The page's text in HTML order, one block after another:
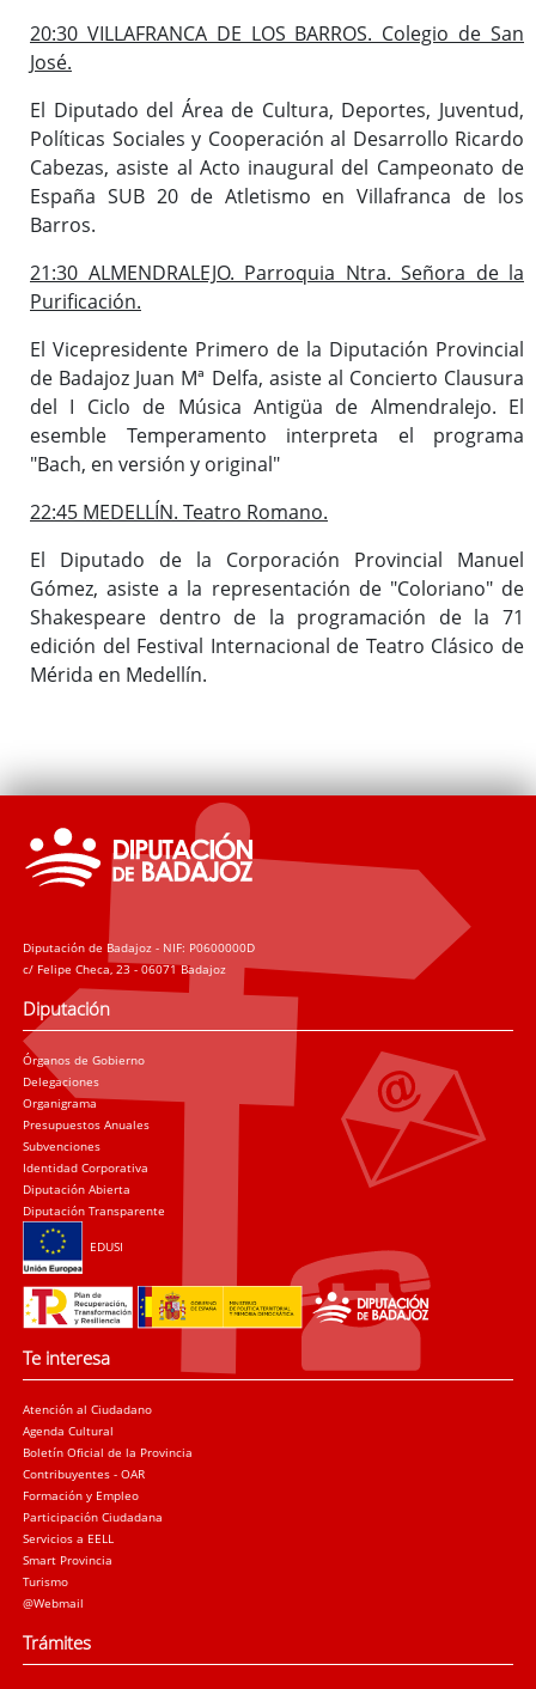
20:30 VILLAFRANCA DE LOS BARROS. Colegio de San
José.
El Diputado del Área de Cultura, Deportes, Juventud,
Políticas Sociales y Cooperación al Desarrollo Ricardo
Cabezas, asiste al Acto inaugural del Campeonato de
España SUB 20 de Atletismo en Villafranca de los
Barros.
21:30 ALMENDRALEJO. Parroquia Ntra. Señora de la
Purificación.
El Vicepresidente Primero de la Diputación Provincial
de Badajoz Juan Mª Delfa, asiste al Concierto Clausura
del I Ciclo de Música Antigüa de Almendralejo. El
esemble Temperamento interpreta el programa
"Bach, en versión y original"
22:45 MEDELLÍN. Teatro Romano.
El Diputado de la Corporación Provincial Manuel
Gómez, asiste a la representación de "Coloriano" de
Shakespeare dentro de la programación de la 71
edición del Festival Internacional de Teatro Clásico de
Mérida en Medellín.
Diputación de Badajoz - NIF: P0600000D
c/ Felipe Checa, 23 - 06071 Badajoz
Diputación
Órganos de Gobierno
Delegaciones
Organigrama
Presupuestos Anuales
Subvenciones
Identidad Corporativa
Diputación Abierta
Diputación Transparente
EDUSI
Te interesa
Atención al Ciudadano
Agenda Cultural
Boletín Oficial de la Provincia
Contribuyentes - OAR
Formación y Empleo
Participación Ciudadana
Servicios a EELL
Smart Provincia
Turismo
@Webmail
Trámites